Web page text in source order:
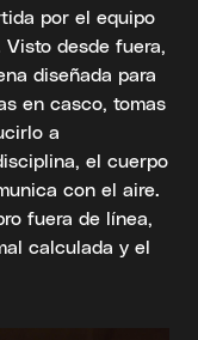
por el equipo
desde fuera,
diseñada para
en casco, tomas
a
el cuerpo
con el aire.
fuera de línea,
calculada y el